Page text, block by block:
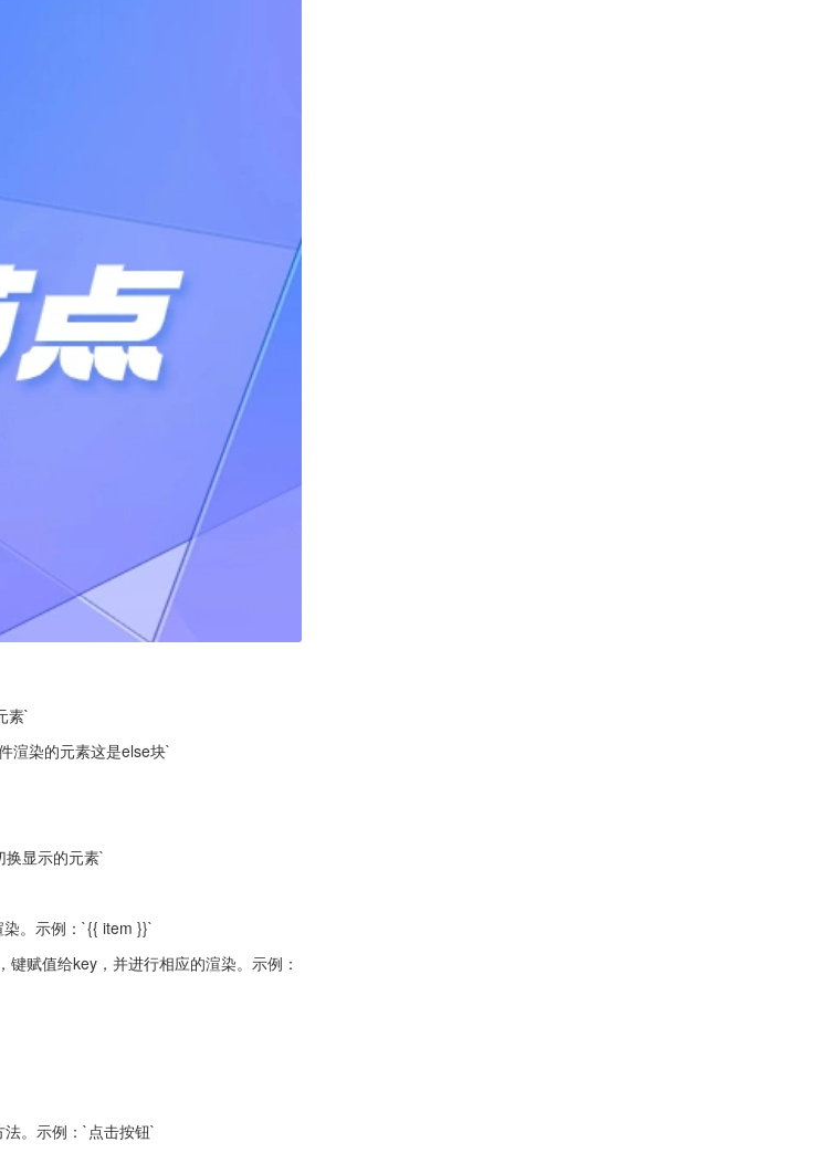
素`
渲染的元素这是else块`
显示的元素`
。示例：`{{ item }}`
键赋值给key，并进行相应的渲染。示例：
。示例：`点击按钮`